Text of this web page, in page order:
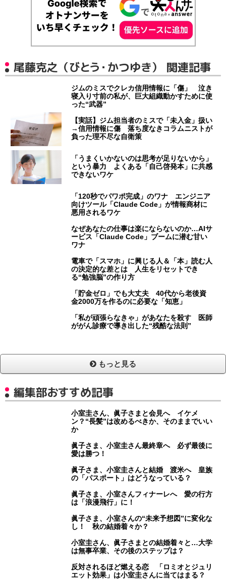
尾藤克之（びとう・かつゆき） 関連記事
ジムのミスでクレカ信用情報に「傷」 泣き
寝入り寸前の私が、巨大組織動かすために使
った“武器”
【実話】ジム担当者のミスで「未入金」扱い
→信用情報に傷 落ち度なきコラムニストが
負った理不尽な自衛策
「うまくいかないのは思考が足りないから」
という暴力 よくある「自己啓発本」に共感
できないワケ
「120秒でパワポ完成」のワナ エンジニア
向けツール「Claude Code」が情報商材に
悪用されるワケ
なぜあなたの仕事は楽にならないのか…AIサ
ービス「Claude Code」ブームに潜む甘い
ワナ
電車で「スマホ」に興じる人＆「本」読む人
の決定的な差とは 人生をリセットでき
る“勉強脳”の作り方
「貯金ゼロ」でも大丈夫 40代から老後資
金2000万を作るのに必要な「知恵」
「私が頑張らなきゃ」があなたを殺す 医師
ががん診療で導き出した“残酷な法則”
もっと見る
編集部おすすめ記事
小室圭さん、眞子さまと会見へ イケメ
ン？“長髪”は改めるべきか、そのままでいい
か
眞子さま、小室圭さん最終章へ 必ず最後に
愛は勝つ！
眞子さま、小室圭さんと結婚 渡米へ 皇族
の「パスポート」はどうなっている？
眞子さま、小室さんフィナーレへ 愛の行方
は「浪漫飛行」に！
眞子さま、小室さんの“未来予想図”に変化な
し！ 秋の結婚着々か？
小室圭さん、眞子さまとの結婚着々と…大学
は無事卒業、その後のステップは？
反対されるほど燃える恋 「ロミオとジュリ
エット効果」は小室圭さんに当てはまる？